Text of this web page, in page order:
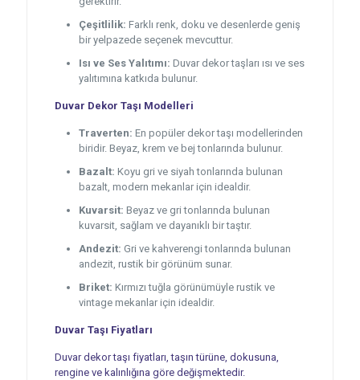
Çeşitlilik: Farklı renk, doku ve desenlerde geniş
bir yelpazede seçenek mevcuttur.
Isı ve Ses Yalıtımı: Duvar dekor taşları ısı ve ses
yalıtımına katkıda bulunur.
Duvar Dekor Taşı Modelleri
Traverten: En popüler dekor taşı modellerinden
biridir. Beyaz, krem ve bej tonlarında bulunur.
Bazalt: Koyu gri ve siyah tonlarında bulunan
bazalt, modern mekanlar için idealdir.
Kuvarsit: Beyaz ve gri tonlarında bulunan
kuvarsit, sağlam ve dayanıklı bir taştır.
Andezit: Gri ve kahverengi tonlarında bulunan
andezit, rustik bir görünüm sunar.
Briket: Kırmızı tuğla görünümüyle rustik ve
vintage mekanlar için idealdir.
Duvar Taşı Fiyatları
Duvar dekor taşı fiyatları, taşın türüne, dokusuna,
rengine ve kalınlığına göre değişmektedir.